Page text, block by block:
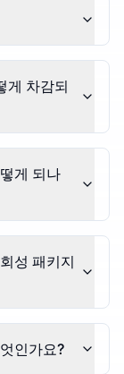
게 차감되
게 되나
성 패키지
인가요?